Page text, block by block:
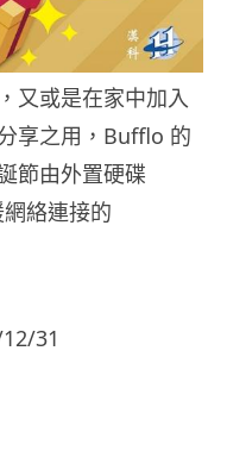
又或是在家中加入
享之用，Bufflo 的
節由外置硬碟
絡連接的
31